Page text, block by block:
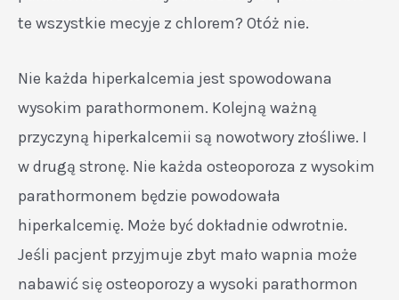
te wszystkie mecyje z chlorem? Otóż nie.
Nie każda hiperkalcemia jest spowodowana
wysokim parathormonem. Kolejną ważną
przyczyną hiperkalcemii są nowotwory złośliwe. I
w drugą stronę. Nie każda osteoporoza z wysokim
parathormonem będzie powodowała
hiperkalcemię. Może być dokładnie odwrotnie.
Jeśli pacjent przyjmuje zbyt mało wapnia może
nabawić się osteoporozy a wysoki parathormon